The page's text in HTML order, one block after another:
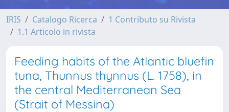
IRIS Catalogo Ricerca
1 Contributo su Rivista
1.1 Articolo in rivista
Feeding habits of the Atlantic bluefin
tuna, Thunnus thynnus (L. 1758), in
the central Mediterranean Sea
(Strait of Messina)